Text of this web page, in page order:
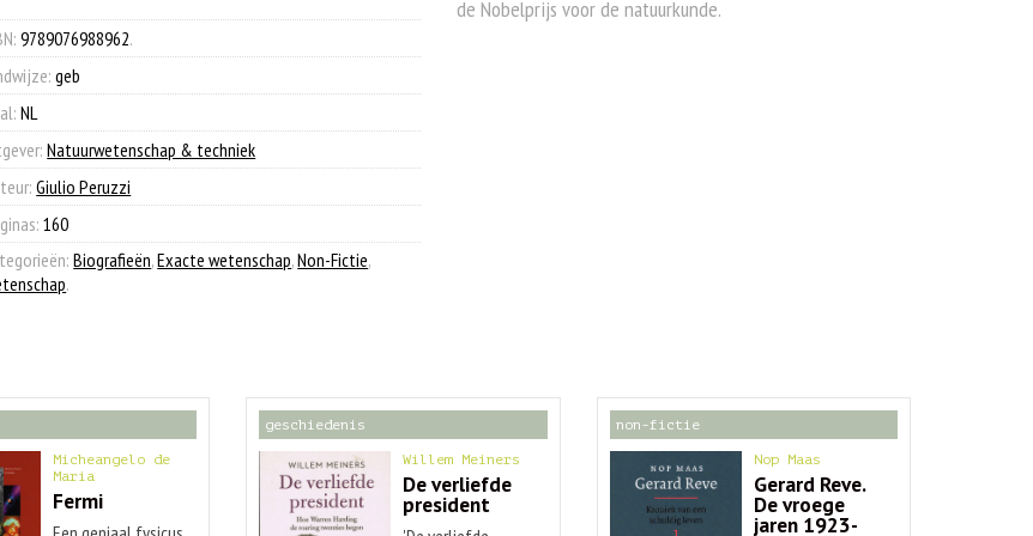
€ 32,50.€ 12,50.
9789076988962.
geb
NL
Natuurwetenschap & techniek
Giulio Peruzzi
160
Biografieën,Exacte wetenschap,Non-Fictie,
.
de Nobelprijs voor de natuurkunde.
Micheangelo de
Maria
Fermi
geschiedenis
Willem Meiners
De verliefde
president
non-fictie
Nop Maas
Gerard Reve.
De vroege
jaren 1923-